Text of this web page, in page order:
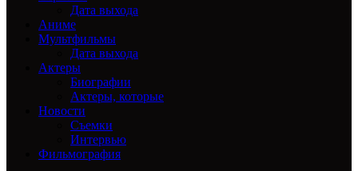
Дата выхода
Аниме
Мультфильмы
Дата выхода
Актеры
Биографии
Актеры, которые
Новости
Съемки
Интервью
Фильмография